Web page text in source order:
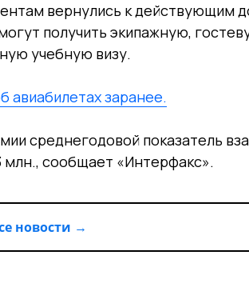
вернулись к действующим
получить экипажную,
учебную визу.
авиабилетах заранее.
среднегодовой показатель
млн., сообщает «Интерфакс».
новости →